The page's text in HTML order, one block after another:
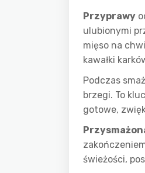
Przyprawy
ulubionymi
mięso na
kawałki
Podczas
brzegi. To
gotowe,
świeżości,